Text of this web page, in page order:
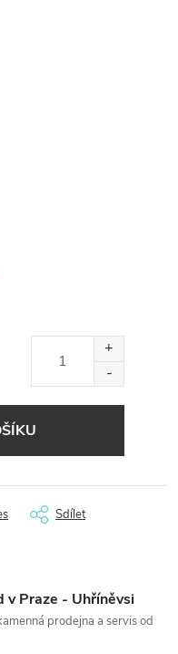
Sdílet
v Praze - Uhříněvsi
prodejna a servis od